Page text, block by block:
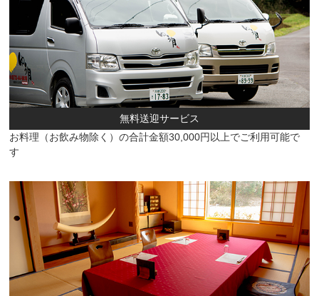
無料送迎サービス
お料理（お飲み物除く）の合計金額30,000円以上でご利用可能で
す